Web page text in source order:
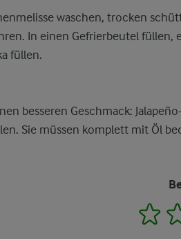
waschen, trocken
In einen Gefrierbeutel füllen,
füllen.
besseren Geschmack:
Sie müssen komplett mit Öl
1